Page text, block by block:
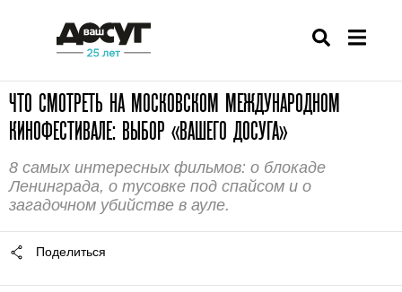
ЧТО СМОТРЕТЬ НА МОСКОВСКОМ МЕЖДУНАРОДНОМ
КИНОФЕСТИВАЛЕ: ВЫБОР «ВАШЕГО ДОСУГА»
8 самых интересных фильмов: о блокаде
Ленинграда, о тусовке под спайсом и о
загадочном убийстве в ауле.
Поделиться